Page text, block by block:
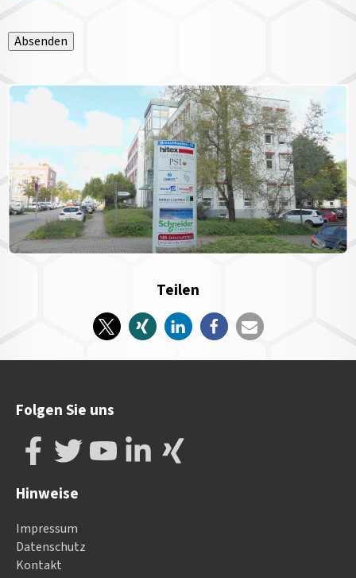
Absenden
Teilen
Folgen Sie uns
Hinweise
Impressum
Datenschutz
Kontakt